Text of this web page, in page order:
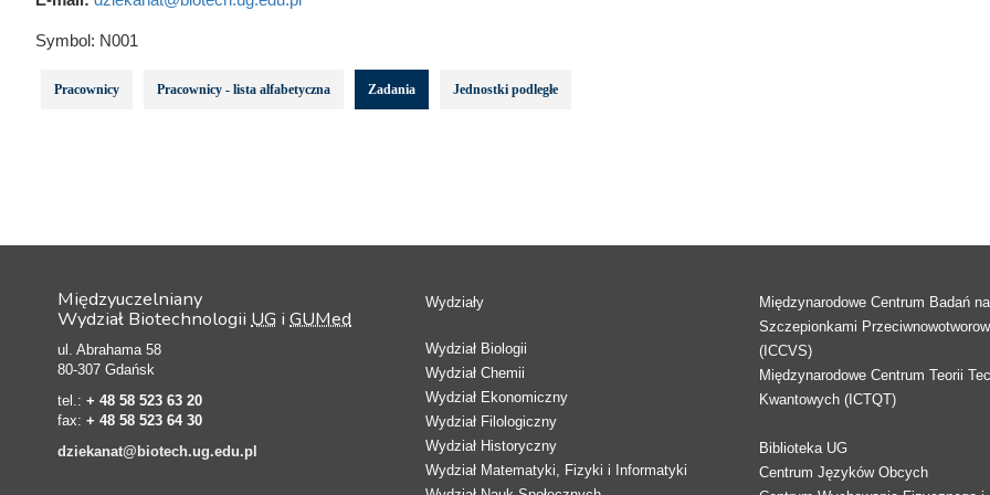
Symbol: N001
Pracownicy Pracownicy - lista alfabetyczna Zadania Jednostki podległe
Międzyuczelniany
Wydział Biotechnologii UG i GUMed
ul. Abrahama 58
80-307 Gdańsk
tel.: + 48 58 523 63 20
fax: + 48 58 523 64 30
dziekanat@biotech.ug.edu.pl
Wydziały
Wydział Biologii
Wydział Chemii
Wydział Ekonomiczny
Wydział Filologiczny
Wydział Historyczny
Wydział Matematyki, Fizyki i Informatyki
Międzynarodowe Centrum Badań
Szczepionkami
(ICCVS)
Międzynarodowe Centrum Teorii
Kwantowych (ICTQT)
Biblioteka UG
Centrum Języków Obcych